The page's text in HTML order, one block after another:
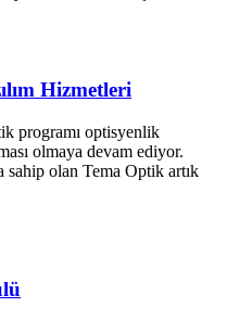
Hizmetleri
programı optisyenlik
olmaya devam ediyor.
sahip olan Tema Optik artık